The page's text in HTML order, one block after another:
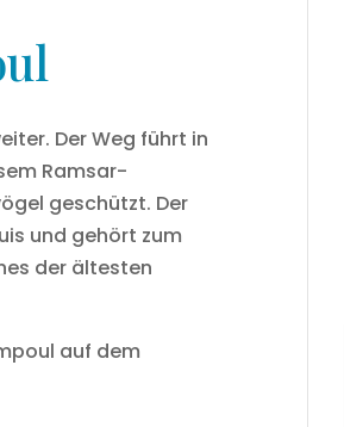
Der Weg führt in
Ramsar-
geschützt. Der
und gehört zum
der ältesten
auf dem